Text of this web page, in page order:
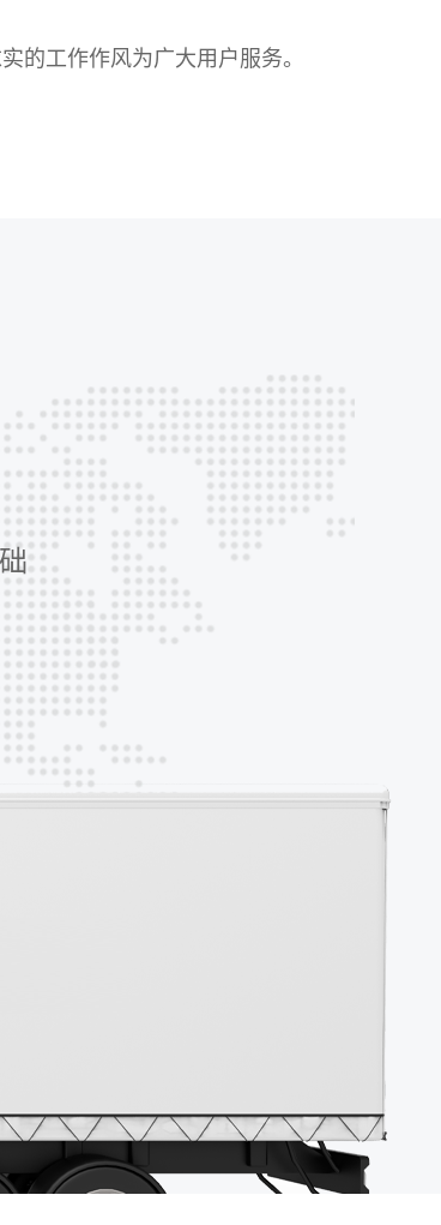
工作作风为广大用户服务。